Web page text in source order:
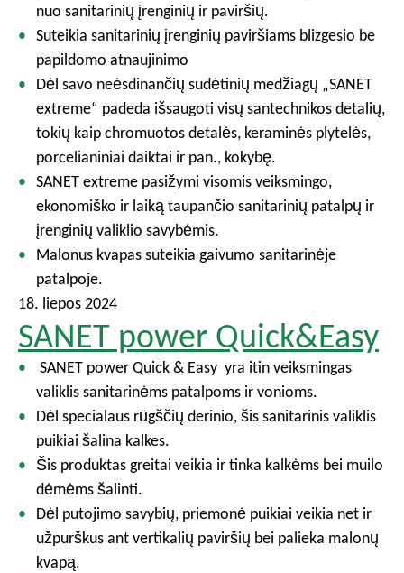
nuo sanitarinių įrenginių ir paviršių.
Suteikia sanitarinių įrenginių paviršiams blizgesio be
papildomo atnaujinimo
Dėl savo neėsdinančių sudėtinių medžiagų „SANET
extreme“ padeda išsaugoti visų santechnikos detalių,
tokių kaip chromuotos detalės, keraminės plytelės,
porcelianiniai daiktai ir pan., kokybę.
SANET extreme pasižymi visomis veiksmingo,
ekonomiško ir laiką taupančio sanitarinių patalpų ir
įrenginių valiklio savybėmis.
Malonus kvapas suteikia gaivumo sanitarinėje
patalpoje.
18. liepos 2024
SANET power Quick&Easy
SANET power Quick & Easy yra itin veiksmingas
valiklis sanitarinėms patalpoms ir vonioms.
Dėl specialaus rūgščių derinio, šis sanitarinis valiklis
puikiai šalina kalkes.
Šis produktas greitai veikia ir tinka kalkėms bei muilo
dėmėms šalinti.
Dėl putojimo savybių, priemonė puikiai veikia net ir
užpurškus ant vertikalių paviršių bei palieka malonų
kvapą.